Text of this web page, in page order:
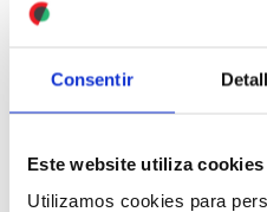
Consentir
Este website utiliza cookies
Utilizamos cookies para
(editado)